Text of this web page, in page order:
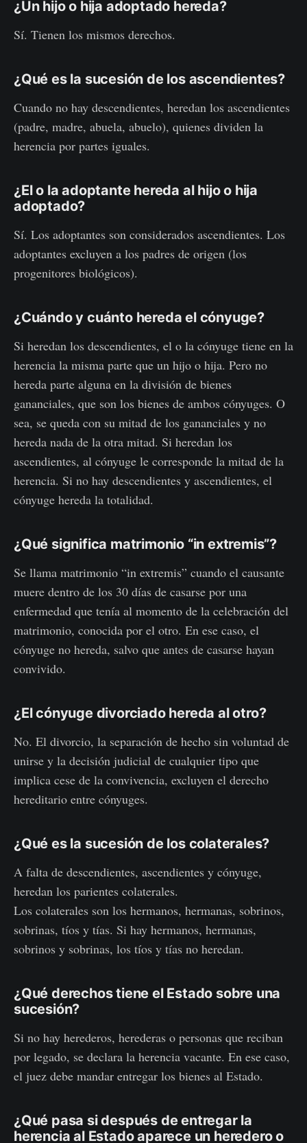
¿Un hijo o hija adoptado hereda?
Sí. Tienen los mismos derechos.
¿Qué es la sucesión de los ascendientes?
Cuando no hay descendientes, heredan los ascendientes
(padre, madre, abuela, abuelo), quienes dividen la
herencia por partes iguales.
¿El o la adoptante hereda al hijo o hija
adoptado?
Sí. Los adoptantes son considerados ascendientes. Los
adoptantes excluyen a los padres de origen (los
progenitores biológicos).
¿Cuándo y cuánto hereda el cónyuge?
Si heredan los descendientes, el o la cónyuge tiene en la
herencia la misma parte que un hijo o hija. Pero no
hereda parte alguna en la división de bienes
gananciales, que son los bienes de ambos cónyuges. O
sea, se queda con su mitad de los gananciales y no
hereda nada de la otra mitad. Si heredan los
ascendientes, al cónyuge le corresponde la mitad de la
herencia. Si no hay descendientes y ascendientes, el
cónyuge hereda la totalidad.
¿Qué significa matrimonio “in extremis”?
Se llama matrimonio “in extremis” cuando el causante
muere dentro de los 30 días de casarse por una
enfermedad que tenía al momento de la celebración del
matrimonio, conocida por el otro. En ese caso, el
cónyuge no hereda, salvo que antes de casarse hayan
convivido.
¿El cónyuge divorciado hereda al otro?
No. El divorcio, la separación de hecho sin voluntad de
unirse y la decisión judicial de cualquier tipo que
implica cese de la convivencia, excluyen el derecho
hereditario entre cónyuges.
¿Qué es la sucesión de los colaterales?
A falta de descendientes, ascendientes y cónyuge,
heredan los parientes colaterales.
Los colaterales son los hermanos, hermanas, sobrinos,
sobrinas, tíos y tías. Si hay hermanos, hermanas,
sobrinos y sobrinas, los tíos y tías no heredan.
¿Qué derechos tiene el Estado sobre una
sucesión?
Si no hay herederos, herederas o personas que reciban
por legado, se declara la herencia vacante. En ese caso,
el juez debe mandar entregar los bienes al Estado.
¿Qué pasa si después de entregar la
herencia al Estado aparece un heredero o